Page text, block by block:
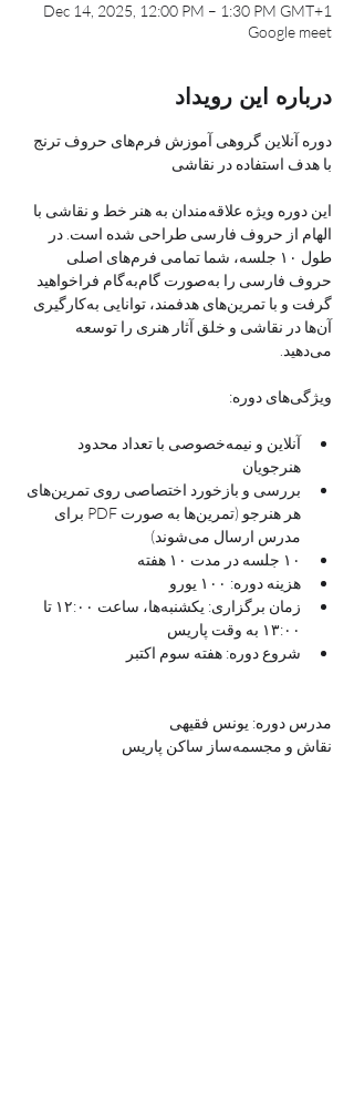
Dec 14, 2025, 12:00 PM – 1:30 PM GMT+1
Google meet
درباره این رویداد
دوره آنلاین گروهی آموزش فرم‌های حروف ترنج
با هدف استفاده در نقاشی
این دوره ویژه علاقه‌مندان به هنر خط و نقاشی با
الهام از حروف فارسی طراحی شده است. در
طول ۱۰ جلسه، شما تمامی فرم‌های اصلی
حروف فارسی را به‌صورت گام‌به‌گام فراخواهید
گرفت و با تمرین‌های هدفمند، توانایی به‌کارگیری
آن‌ها در نقاشی و خلق آثار هنری را توسعه
می‌دهید.
ویژگی‌های دوره:
آنلاین و نیمه‌خصوصی با تعداد محدود
هنرجویان
بررسی و بازخورد اختصاصی روی تمرین‌های
هر هنرجو (تمرین‌ها به صورت PDF برای
مدرس ارسال می‌شوند)
۱۰ جلسه در مدت ۱۰ هفته
هزینه دوره: ۱۰۰ یورو
زمان برگزاری: یکشنبه‌ها، ساعت ۱۲:۰۰ تا
۱۳:۰۰ به وقت پاریس
شروع دوره: هفته سوم اکتبر
مدرس دوره: یونس فقیهی
نقاش و مجسمه‌ساز ساکن پاریس